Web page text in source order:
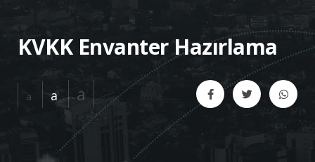
KVKK Envanter Hazırlama
a a a